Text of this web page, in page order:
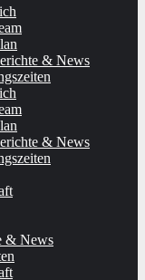
& News
& News
& News